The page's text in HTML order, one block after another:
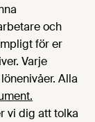
och
för er
Varje
Alla
vi dig att tolka